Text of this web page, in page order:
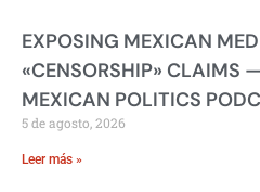
EXPOSING MEXICAN
«CENSORSHIP» CLAIMS
MEXICAN POLITICS
5 de agosto, 2026
Leer más »